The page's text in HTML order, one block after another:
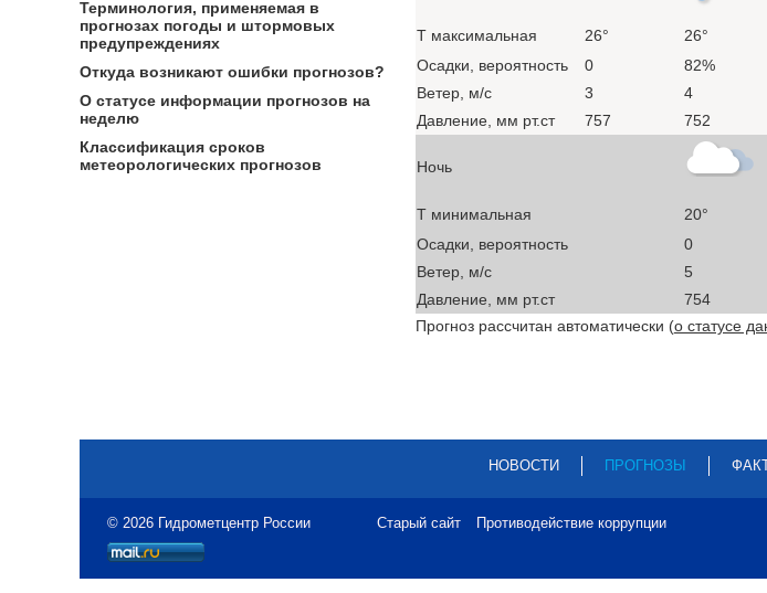
T максимальная 26° 26°
Осадки, вероятность
0 82%
Ветер, м/с
3 4
Давление, мм рт.ст
757 752
Ночь
T минимальная 20°
Осадки, вероятность
0
Ветер, м/с
5
Давление, мм рт.ст
754
Прогноз рассчитан автоматически (о статусе
Терминология, применяемая в
прогнозах погоды и штормовых
предупреждениях
Откуда возникают ошибки прогнозов?
О статусе информации прогнозов на
неделю
Классификация сроков
метеорологических прогнозов
НОВОСТИ ПРОГНОЗЫ
© 2026 Гидрометцентр России Старый сайт Противодействие коррупции